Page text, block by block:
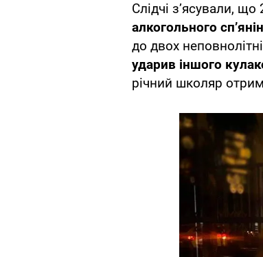
Слідчі з’ясували,
алкогольного
до двох
ударив іншого
річний школяр